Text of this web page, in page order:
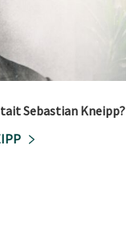
Sebastian Kneipp?